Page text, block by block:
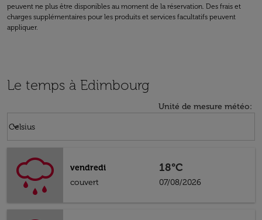
peuvent ne plus être disponibles au moment de la réservation. Des frais et
charges supplémentaires pour les produits et services facultatifs peuvent
appliquer.
Le temps à Edimbourg
Unité de mesure météo:
Celsius
keyboard_arrow_down
vendredi
couvert
18°C
07/08/2026